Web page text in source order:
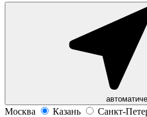
Москва Казань Санкт-